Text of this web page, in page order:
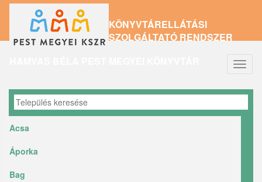
tartalomra
KÖNYVTÁRELLÁTÁSI
SZOLGÁLTATÓ RENDSZER
Acsa
Áporka
Bag